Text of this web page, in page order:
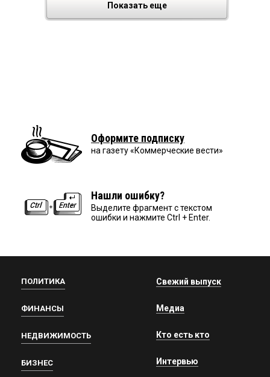
Показать еще
Оформите подписку
на газету «Коммерческие вести»
Нашли ошибку?
Выделите фрагмент с текстом
ошибки и нажмите Ctrl + Enter.
ПОЛИТИКА
ФИНАНСЫ
НЕДВИЖИМОСТЬ
БИЗНЕС
Свежий выпуск
Медиа
Кто есть кто
Интервью